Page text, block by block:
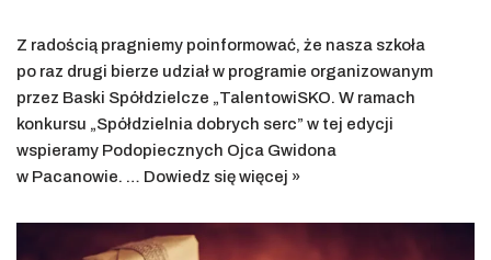
Z radością pragniemy poinformować, że nasza szkoła
po raz drugi bierze udział w programie organizowanym
przez Baski Spółdzielcze „TalentowiSKO. W ramach
konkursu „Spółdzielnia dobrych serc” w tej edycji
wspieramy Podopiecznych Ojca Gwidona
w Pacanowie. … Dowiedz się więcej »